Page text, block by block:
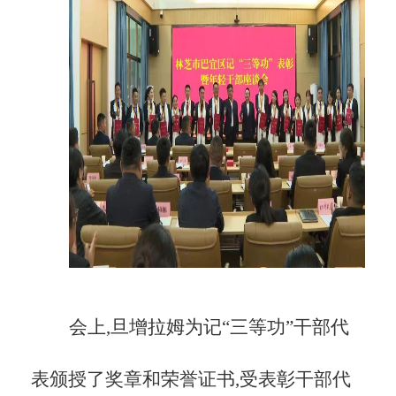
会上,旦增拉姆为记“三等功”干部代
表颁授了奖章和荣誉证书,受表彰干部代